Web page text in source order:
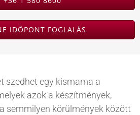
IDŐPONT FOGLALÁS
szedhet egy kismama a
azok a készítmények,
semmilyen körülmények között